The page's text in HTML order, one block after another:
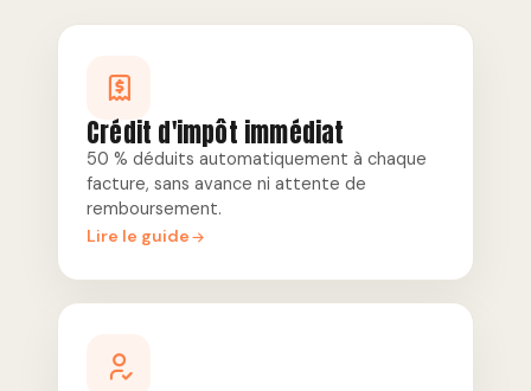
Crédit d'impôt immédiat
50 % déduits automatiquement à chaque
facture, sans avance ni attente de
remboursement.
Lire le guide